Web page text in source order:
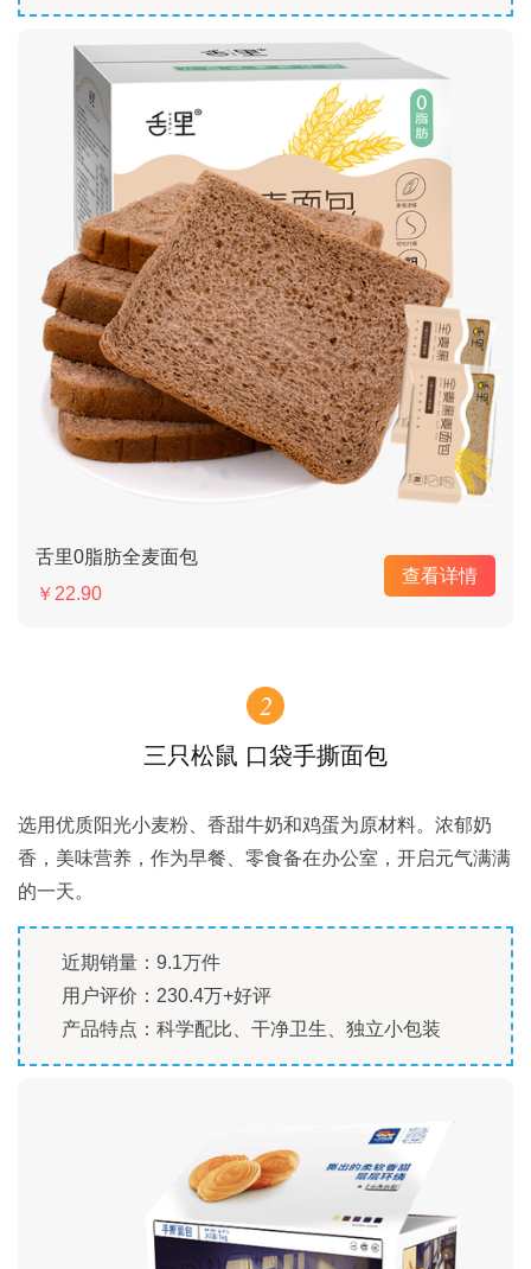
舌里0脂肪全麦面包
￥22.90
查看详情
2
三只松鼠 口袋手撕面包
选用优质阳光小麦粉、香甜牛奶和鸡蛋为原材料。浓郁奶
香，美味营养，作为早餐、零食备在办公室，开启元气满满
的一天。
近期销量：9.1万件
用户评价：230.4万+好评
产品特点：科学配比、干净卫生、独立小包装